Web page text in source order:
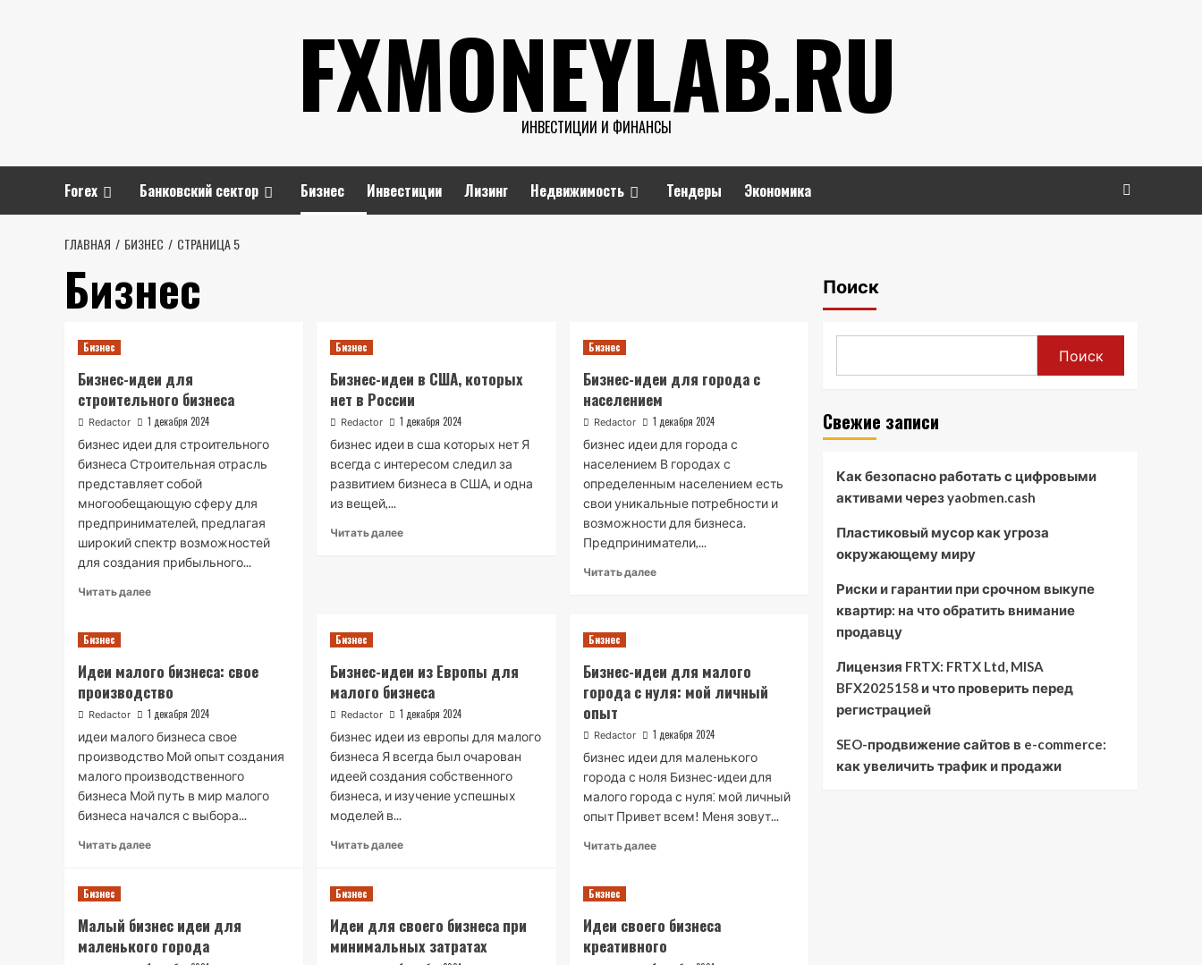
FXMONEYLAB.RU
ИНВЕСТИЦИИ И ФИНАНСЫ
Forex Банковский сектор Бизнес Инвестиции Лизинг Недвижимость Тендеры Экономика
ГЛАВНАЯ БИЗНЕС СТРАНИЦА 5
Бизнес
Бизнес
Бизнес-идеи для
строительного бизнеса
Redactor 1 декабря 2024
бизнес идеи для строительного
бизнеса Строительная отрасль
представляет собой
многообещающую сферу для
предпринимателей, предлагая
широкий спектр возможностей
для создания прибыльного...
Читать далееRead
для
строительного
бизнеса
Бизнес
Бизнес-идеи в США, которых
нет в России
Redactor 1 декабря 2024
бизнес идеи в сша которых нет Я
всегда с интересом следил за
развитием бизнеса в США, и одна
из вещей,...
Читать далееRead
нет
России
Бизнес
Бизнес-идеи для города с
населением
Redactor 1 декабря 2024
бизнес идеи для города с
населением В городах с
определенным населением есть
свои уникальные потребности и
возможности для бизнеса.
Предприниматели,...
Читать далееRead
города
с
населением
Бизнес
Идеи малого бизнеса: свое
производство
Redactor 1 декабря 2024
идеи малого бизнеса свое
производство Мой опыт создания
малого производственного
бизнеса Мой путь в мир малого
бизнеса начался с выбора...
Читать далееRead
бизнеса:
свое
производство
Бизнес
Бизнес-идеи из Европы для
малого бизнеса
Redactor 1 декабря 2024
бизнес идеи из европы для малого
бизнеса Я всегда был очарован
идеей создания собственного
бизнеса, и изучение успешных
моделей в...
Читать далееRead
из
Европы
Бизнес
Бизнес-идеи для малого
города с нуля: мой личный
опыт
Redactor 1 декабря 2024
бизнес идеи для маленького
города с ноля Бизнес-идеи для
малого города с нуля⁚ мой личный
опыт Привет всем! Меня зовут...
Читать далееRead
для
малого
города
Бизнес
Малый бизнес идеи для
маленького города
Бизнес
Идеи для своего бизнеса при
минимальных затратах
Бизнес
Идеи своего бизнеса
креативного
Поиск
Поиск
Свежие записи
Как безопасно работать с цифровыми
активами через yaobmen.cash
Пластиковый мусор как угроза
окружающему миру
Риски и гарантии при срочном выкупе
квартир: на что обратить внимание
продавцу
Лицензия FRTX: FRTX Ltd, MISA
BFX2025158 и что проверить перед
регистрацией
SEO-продвижение сайтов в e-commerce:
как увеличить трафик и продажи